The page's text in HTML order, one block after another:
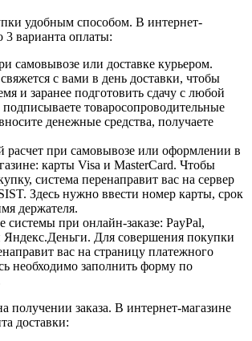
удобным способом. В интернет-
3 варианта оплаты:
самовывозе или доставке курьером.
с вами в день доставки, чтобы
и заранее подготовить сдачу с любой
товаросопроводительные
денежные средства, получаете
расчет при самовывозе или оформлении в
карты Visa и MasterCard. Чтобы
система перенаправит вас на сервер
Здесь нужно ввести номер карты, срок
держателя.
системы при онлайн-заказе: PayPal,
Яндекс.Деньги. Для совершения покупки
вас на страницу платежного
необходимо заполнить форму по
получении заказа. В интернет-магазине
доставки: